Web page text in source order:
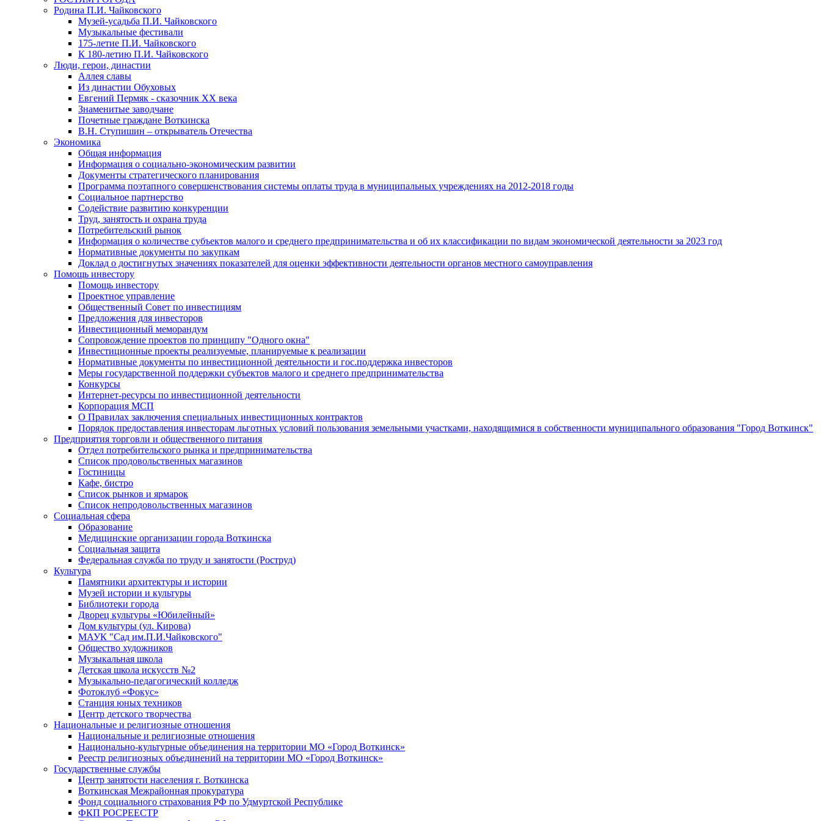
Родина П.И. Чайковского
Музей-усадьба П.И. Чайковского
Музыкальные фестивали
175-летие П.И. Чайковского
К 180-летию П.И. Чайковского
Люди, герои, династии
Аллея славы
Из династии Обуховых
Евгений Пермяк - сказочник XX века
Знаменитые заводчане
Почетные граждане Воткинска
В.Н. Ступишин – открыватель Отечества
Экономика
Общая информация
Информация о социально-экономическим развитии
Документы стратегического планирования
Программа поэтапного совершенствования системы оплаты труда в муниципальных учреждениях на 2012-2018 годы
Социальное партнерство
Содействие развитию конкуренции
Труд, занятость и охрана труда
Потребительский рынок
Информация о количестве субъектов малого и среднего предпринимательства и об их классификации по видам экономической деятельности за 2023 год
Нормативные документы по закупкам
Доклад о достигнутых значениях показателей для оценки эффективности деятельности органов местного самоуправления
Помощь инвестору
Помощь инвестору
Проектное управление
Общественный Совет по инвестициям
Предложения для инвесторов
Инвестиционный меморандум
Сопровождение проектов по принципу "Oдного окна"
Инвестиционные проекты реализуемые, планируемые к реализации
Нормативные документы по инвестиционной деятельности и гос.поддержка инвесторов
Меры государственной поддержки субъектов малого и среднего предпринимательства
Конкурсы
Интернет-ресурсы по инвестиционной деятельности
Корпорация МСП
О Правилах заключения специальных инвестиционных контрактов
Порядок предоставления инвесторам льготных условий пользования земельными участками, находящимися в собственности муниципального образования "Город Воткинск"
Предприятия торговли и общественного питания
Отдел потребительского рынка и предпринимательства
Список продовольственных магазинов
Гостиницы
Кафе, бистро
Cписок рынков и ярмарок
Список непродовольственных магазинов
Социальная сфера
Образование
Медицинские организации города Воткинска
Социальная защита
Федеральная служба по труду и занятости (Роструд)
Культура
Памятники архитектуры и истории
Музей истории и культуры
Библиотеки города
Дворец культуры «Юбилейный»
Дом культуры (ул. Кирова)
МАУК "Сад им.П.И.Чайковского"
Общество художников
Музыкальная школа
Детская школа искусств №2
Музыкально-педагогический колледж
Фотоклуб «Фокус»
Станция юных техников
Центр детского творчества
Национальные и религиозные отношения
Национальные и религиозные отношения
Национально-культурные объединения на территории МО «Город Воткинск»
Реестр религиозных объединений на территории МО «Город Воткинск»
Государственные службы
Центр занятости населения г. Воткинска
Воткинская Межрайонная прокуратура
Фонд социального страхования РФ по Удмуртской Республике
ФКП РОСРЕЕСТР